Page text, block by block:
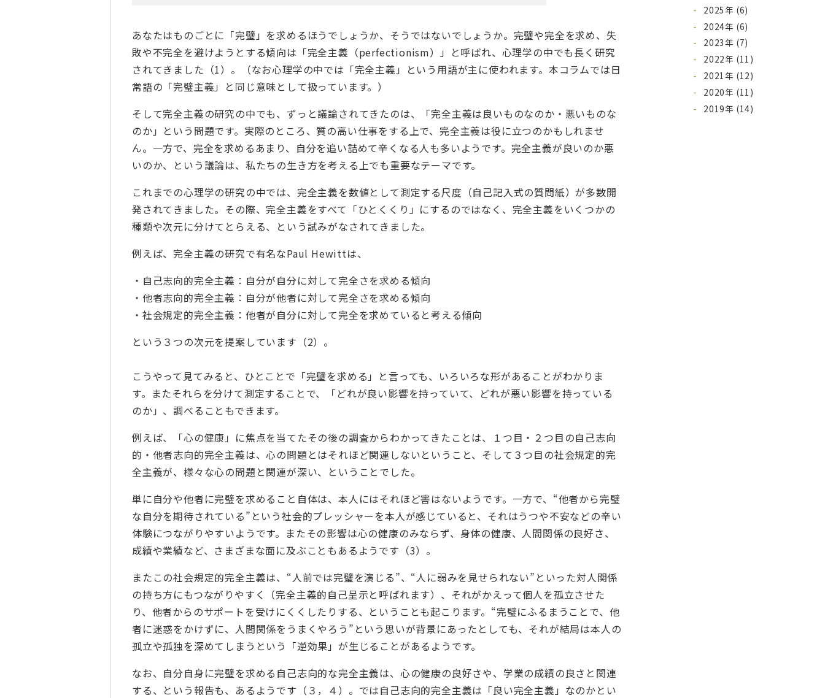
あなたはものごとに「完璧」を求めるほうでしょうか、そうではないでしょうか。完璧や完全を求め、失
敗や不完全を避けようとする傾向は「完全主義（perfectionism）」と呼ばれ、心理学の中でも長く研究
されてきました（1）。
（なお心理学の中では「完全主義」という用語が主に使われます。本コラムでは日
常語の「完璧主義」と同じ意味として扱っています。）
そして完全主義の研究の中でも、ずっと議論されてきたのは、「完全主義は良いものなのか・悪いものな
のか」という問題です。 実際のところ、質の高い仕事をする上で、完全主義は役に立つのかもしれませ
ん。一方で、完全を求めるあまり、自分を追い詰めて辛くなる人も多いようです。完全主義が良いのか悪
いのか、という議論は、私たちの生き方を考える上でも重要なテーマです。
これまでの心理学の研究の中では、完全主義を数値として測定する尺度（自己記入式の質問紙）が多数開
発されてきました。その際、完全主義をすべて「ひとくくり」にするのではなく、完全主義をいくつかの
種類や次元に分けてとらえる、という試みがなされてきました。
例えば、完全主義の研究で有名なPaul Hewittは、
・自己志向的完全主義：自分が自分に対して完全さを求める傾向
・他者志向的完全主義：自分が他者に対して完全さを求める傾向
・社会規定的完全主義：他者が自分に対して完全を求めていると考える傾向
という３つの次元を提案しています（2）。
こうやって見てみると、ひとことで「完璧を求める」と言っても、いろいろな形があることがわかりま
す。またそれらを分けて測定することで、「どれが良い影響を持っていて、どれが悪い影響を持っている
のか」、調べることもできます。
例えば、「心の健康」に焦点を当てたその後の調査からわかってきたことは、
１つ目・２つ目の自己志向
的・他者志向的完全主義は、心の問題とはそれほど関連しないということ、そして３つ目の社会規定的完
全主義が、様々な心の問題と関連が深い、ということでした。
単に自分や他者に完璧を求めること自体は、本人にはそれほど害はないようです。 一方で、“他者から完璧
な自分を期待されている”という社会的プレッシャーを本人が感じていると、それはうつや不安などの辛い
体験につながりやすいようです。またその影響は心の健康のみならず、身体の健康、人間関係の良好さ、
成績や業績など、さまざまな面に及ぶこともあるようです（3）。
またこの社会規定的完全主義は、“人前では完璧を演じる”、“人に弱みを見せられない”といった対人関係
の持ち方にもつながりやすく（完全主義的自己呈示と呼ばれます）、それがかえって個人を孤立させた
り、他者からのサポートを受けにくくしたりする、ということも起こります。“完璧にふるまうことで、他
者に迷惑をかけずに、人間関係をうまくやろう”という思いが背景にあったとしても、それが結局は本人の
孤立や孤独を深めてしまうという「逆効果」が生じることがあるようです。
なお、自分自身に完璧を求める自己志向的な完全主義は、心の健康の良好さや、学業の成績の良さと関連
する、という報告も、あるようです（３，４）。では自己志向的完全主義は「良い完全主義」なのかとい
2025年 (6)
2024年 (6)
2023年 (7)
2022年 (11)
2021年 (12)
2020年 (11)
2019年 (14)